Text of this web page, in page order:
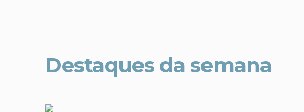
Destaques da semana